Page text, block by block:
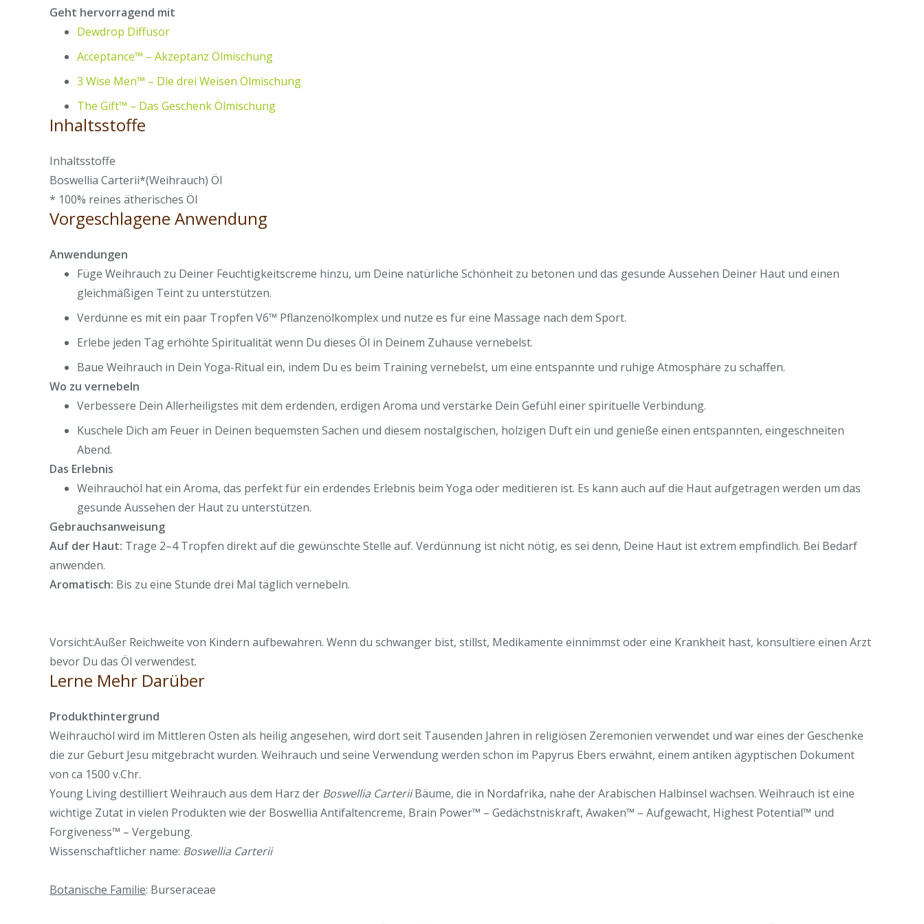
Geht hervorragend mit
Dewdrop Diffusor
Acceptance™ – Akzeptanz Ölmischung
3 Wise Men™ – Die drei Weisen Ölmischung
The Gift™ – Das Geschenk Ölmischung
Inhaltsstoffe
Inhaltsstoffe
Boswellia Carterii*(Weihrauch) Öl
* 100% reines ätherisches Öl
Vorgeschlagene Anwendung
Anwendungen
Füge Weihrauch zu Deiner Feuchtigkeitscreme hinzu, um Deine natürliche Schönheit zu betonen und das gesunde Aussehen Deiner Haut und einen
gleichmäßigen Teint zu unterstützen.
Verdünne es mit ein paar Tropfen V6™ Pflanzenölkomplex und nutze es für eine Massage nach dem Sport.
Erlebe jeden Tag erhöhte Spiritualität wenn Du dieses Öl in Deinem Zuhause vernebelst.
Baue Weihrauch in Dein Yoga-Ritual ein, indem Du es beim Training vernebelst, um eine entspannte und ruhige Atmosphäre zu schaffen.
Wo zu vernebeln
Verbessere Dein Allerheiligstes mit dem erdenden, erdigen Aroma und verstärke Dein Gefühl einer spirituelle Verbindung.
Kuschele Dich am Feuer in Deinen bequemsten Sachen und diesem nostalgischen, holzigen Duft ein und genieße einen entspannten, eingeschneiten
Abend.
Das Erlebnis
Weihrauchöl hat ein Aroma, das perfekt für ein erdendes Erlebnis beim Yoga oder meditieren ist. Es kann auch auf die Haut aufgetragen werden um das
gesunde Aussehen der Haut zu unterstützen.
Gebrauchsanweisung
Auf der Haut: Trage 2–4 Tropfen direkt auf die gewünschte Stelle auf. Verdünnung ist nicht nötig, es sei denn, Deine Haut ist extrem empfindlich. Bei Bedarf
anwenden.
Aromatisch: Bis zu eine Stunde drei Mal täglich vernebeln.
Vorsicht:Außer Reichweite von Kindern aufbewahren. Wenn du schwanger bist, stillst, Medikamente einnimmst oder eine Krankheit hast, konsultiere einen Arzt
bevor Du das Öl verwendest.
Lerne Mehr Darüber
Produkthintergrund
Weihrauchöl wird im Mittleren Osten als heilig angesehen, wird dort seit Tausenden Jahren in religiösen Zeremonien verwendet und war eines der Geschenke
die zur Geburt Jesu mitgebracht wurden. Weihrauch und seine Verwendung werden schon im Papyrus Ebers erwähnt, einem antiken ägyptischen Dokument
von ca 1500 v.Chr.
Young Living destilliert Weihrauch aus dem Harz der Boswellia CarteriiBäume, die in Nordafrika, nahe der Arabischen Halbinsel wachsen. Weihrauch ist eine
wichtige Zutat in vielen Produkten wie der Boswellia Antifaltencreme, Brain Power™ – Gedächstniskraft, Awaken™ – Aufgewacht, Highest Potential™ und
Forgiveness™ – Vergebung.
Wissenschaftlicher name: Boswellia Carterii
Botanische Familie: Burseraceae